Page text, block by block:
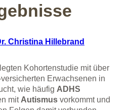
Christina Hillebrand
Kohortenstudie mit über
Erwachsenen in
wie häufig ADHS
mit Autismus vorkommt und